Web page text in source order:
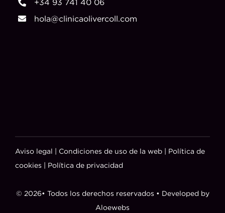
+34 93 741 40 06
hola@clinicaolivercoll.com
© 2026• Todos los derechos reservados • Developed by
Aloewebs
Aviso legal Condiciones de uso de la web|
Política de
cookies
Política de privacidad